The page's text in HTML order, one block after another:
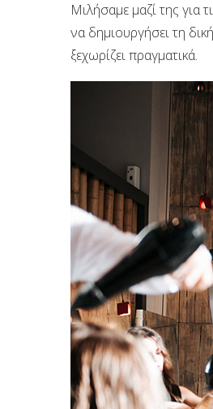
Μιλήσαμε μαζί της για
να δημιουργήσει τη
ξεχωρίζει πραγματικά.